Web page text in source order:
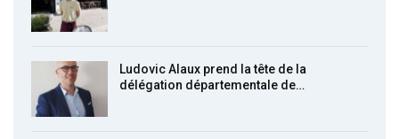
Ludovic Alaux prend la tête de la
délégation départementale de…